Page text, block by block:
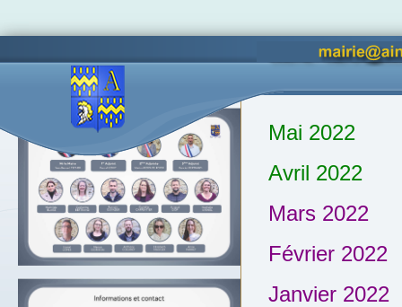
Accès lettres d'informations
Vous êtes ici : Accueil
Mai 2022
Avril 2022
Mars 2022
Février 2022
Janvier 2022